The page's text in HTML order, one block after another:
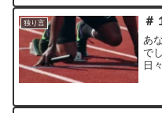
独り言 ＃
あ
で
日
し